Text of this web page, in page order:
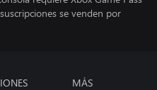
se venden por
MÁS